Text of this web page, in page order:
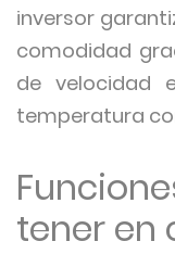
inversor
comodidad
de velocidad
temperatura
tener en